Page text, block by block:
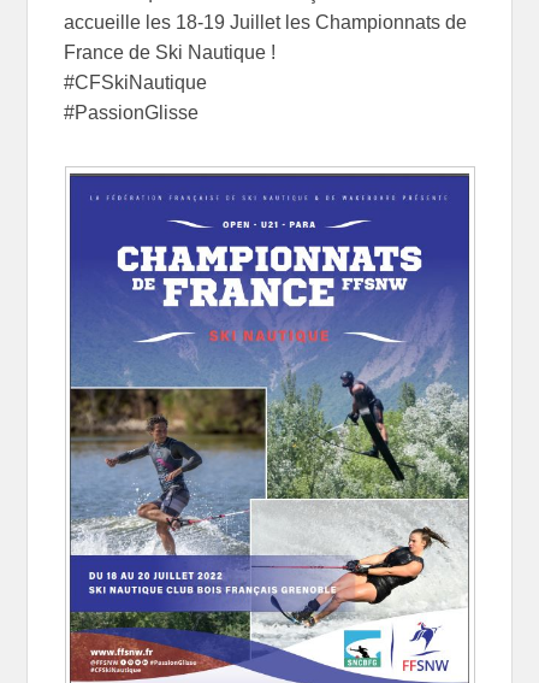
accueille les 18-19 Juillet les Championnats de
France de Ski Nautique !
#CFSkiNautique
#PassionGlisse